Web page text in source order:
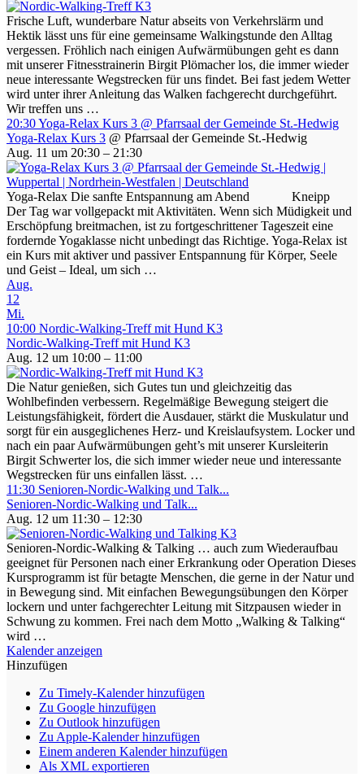
Frische Luft, wunderbare Natur abseits von Verkehrslärm und
Hektik lässt uns für eine gemeinsame Walkingstunde den Alltag
vergessen. Fröhlich nach einigen Aufwärmübungen geht es dann
mit unserer Fitnesstrainerin Birgit Plömacher los, die immer wieder
neue interessante Wegstrecken für uns findet. Bei fast jedem Wetter
wird unter ihrer Anleitung das Walken fachgerecht durchgeführt.
Wir treffen uns …
20:30Yoga-Relax Kurs 3 @ Pfarrsaal der Gemeinde St.-Hedwig
Yoga-Relax Kurs 3 @ Pfarrsaal der Gemeinde St.-Hedwig
Aug. 11 um 20:30 – 21:30
Yoga-Relax Die sanfte Entspannung am Abend Kneipp
Der Tag war vollgepackt mit Aktivitäten. Wenn sich Müdigkeit und
Erschöpfung breitmachen, ist zu fortgeschrittener Tageszeit eine
fordernde Yogaklasse nicht unbedingt das Richtige. Yoga-Relax ist
ein Kurs mit aktiver und passiver Entspannung für Körper, Seele
und Geist – Ideal, um sich …
Aug.
12
Mi.
10:00 Nordic-Walking-Treff mit Hund K3
Nordic-Walking-Treff mit Hund K3
Aug. 12 um 10:00 – 11:00
Die Natur genießen, sich Gutes tun und gleichzeitig das
Wohlbefinden verbessern. Regelmäßige Bewegung steigert die
Leistungsfähigkeit, fördert die Ausdauer, stärkt die Muskulatur und
sorgt für ein ausgeglichenes Herz- und Kreislaufsystem. Locker und
nach ein paar Aufwärmübungen geht’s mit unserer Kursleiterin
Birgit Schwerter los, die sich immer wieder neue und interessante
Wegstrecken für uns einfallen lässt. …
11:30 Senioren-Nordic-Walking und Talk...
Senioren-Nordic-Walking und Talk...
Aug. 12 um 11:30 – 12:30
Senioren-Nordic-Walking & Talking … auch zum Wiederaufbau
geeignet für Personen nach einer Erkrankung oder Operation Dieses
Kursprogramm ist für betagte Menschen, die gerne in der Natur und
in Bewegung sind. Mit einfachen Bewegungsübungen den Körper
lockern und unter fachgerechter Leitung mit Sitzpausen wieder in
Schwung zu kommen. Frei nach dem Motto „Walking & Talking“
wird …
Kalender anzeigen
Hinzufügen
Zu Timely-Kalender hinzufügen
Zu Google hinzufügen
Zu Outlook hinzufügen
Zu Apple-Kalender hinzufügen
Einem anderen Kalender hinzufügen
Als XML exportieren